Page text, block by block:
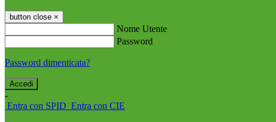
button close ×
Nome Utente
Password
Password dimenticata?
-
Entra con SPID Entra con CIE